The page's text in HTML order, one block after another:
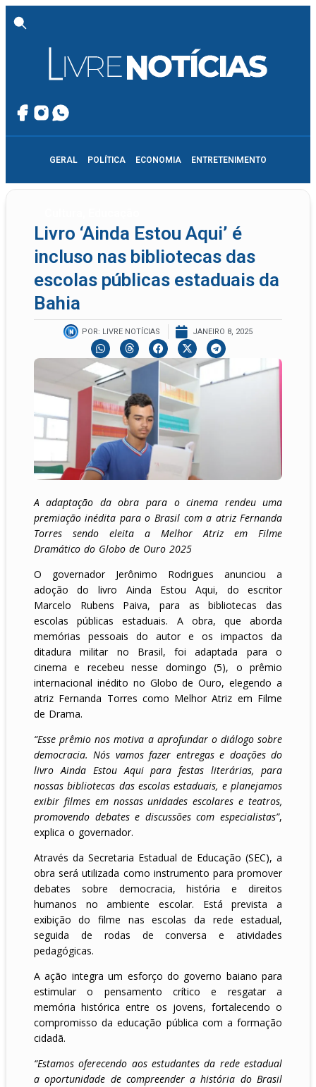
GERAL POLÍTICA ECONOMIA ENTRETENIMENTO
Livro ‘Ainda Estou Aqui’ é
incluso nas bibliotecas das
escolas públicas estaduais da
Bahia
POR: LIVRE NOTÍCIAS JANEIRO 8, 2025
A adaptação da obra para o cinema rendeu uma
premiação inédita para o Brasil com a atriz Fernanda
Torres sendo eleita a Melhor Atriz em Filme
Dramático do Globo de Ouro 2025
O governador Jerônimo Rodrigues anunciou a
adoção do livro Ainda Estou Aqui, do escritor
Marcelo Rubens Paiva, para as bibliotecas das
escolas públicas estaduais. A obra, que aborda
memórias pessoais do autor e os impactos da
ditadura militar no Brasil, foi adaptada para o
cinema e recebeu nesse domingo (5), o prêmio
internacional inédito no Globo de Ouro, elegendo a
atriz Fernanda Torres como Melhor Atriz em Filme
de Drama.
“Esse prêmio nos motiva a aprofundar o diálogo sobre
democracia. Nós vamos fazer entregas e doações do
livro Ainda Estou Aqui para festas literárias, para
nossas bibliotecas das escolas estaduais, e planejamos
exibir filmes em nossas unidades escolares e teatros,
promovendo debates e discussões com especialistas”,
explica o governador.
Através da Secretaria Estadual de Educação (SEC), a
obra será utilizada como instrumento para promover
debates sobre democracia, história e direitos
humanos no ambiente escolar. Está prevista a
exibição do filme nas escolas da rede estadual,
seguida de rodas de conversa e atividades
pedagógicas.
A ação integra um esforço do governo baiano para
estimular o pensamento crítico e resgatar a
memória histórica entre os jovens, fortalecendo o
compromisso da educação pública com a formação
cidadã.
“Estamos oferecendo aos estudantes da rede estadual
a oportunidade de compreender a história do Brasil